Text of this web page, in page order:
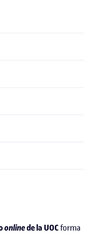
onlinede la UOCforma